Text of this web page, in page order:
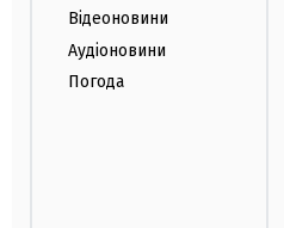
Відеоновини
Аудіоновини
Погода